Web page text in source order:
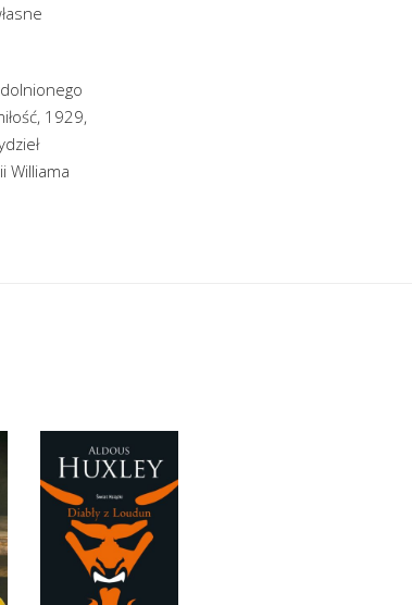
1929,
Williama